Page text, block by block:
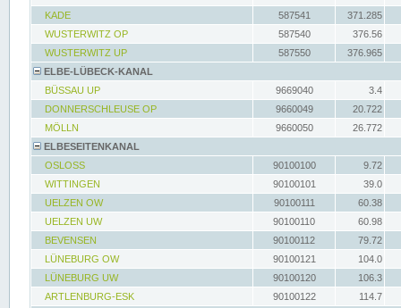
KADE
587541
371.285
WUSTERWITZ OP
587540
376.56
WUSTERWITZ UP
587550
376.965
ELBE-LÜBECK-KANAL
BÜSSAU UP
9669040
3.4
DONNERSCHLEUSE OP
9660049
20.722
MÖLLN
9660050
26.772
ELBESEITENKANAL
OSLOSS
90100100
9.72
WITTINGEN
90100101
39.0
UELZEN OW
90100111
60.38
UELZEN UW
90100110
60.98
BEVENSEN
90100112
79.72
LÜNEBURG OW
90100121
104.0
LÜNEBURG UW
90100120
106.3
ARTLENBURG-ESK
90100122
114.7